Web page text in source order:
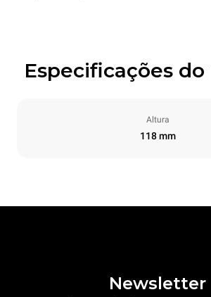
Especificações
Altura
118 mm
Newsletter